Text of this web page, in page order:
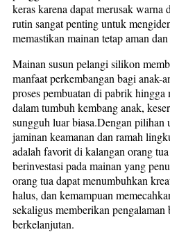
keras karena dapat merusak warna
rutin sangat penting untuk
memastikan mainan tetap aman
Mainan susun pelangi silikon
manfaat perkembangan bagi anak-
proses pembuatan di pabrik
dalam tumbuh kembang anak,
sungguh luar biasa.Dengan pilihan
jaminan keamanan dan ramah
adalah favorit di kalangan orang
berinvestasi pada mainan yang
orang tua dapat menumbuhkan
halus, dan kemampuan
sekaligus memberikan pengalaman
berkelanjutan.